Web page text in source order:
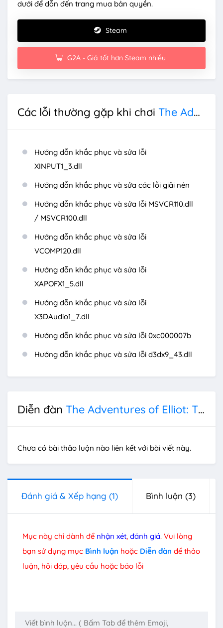
dưới để dẫn đến trang mua bản quyền.
Steam
G2A - Giá tốt hơn Steam nhiều
Các lỗi thường gặp khi chơi The Adventures of Elliot: The Millennium Tales
Hướng dẫn khắc phục và sửa lỗi
XINPUT1_3.dll
Hướng dẫn khắc phục và sửa các lỗi giải nén
Hướng dẫn khắc phục và sửa lỗi MSVCR110.dll
/ MSVCR100.dll
Hướng dẫn khắc phục và sửa lỗi
VCOMP120.dll
Hướng dẫn khắc phục và sửa lỗi
XAPOFX1_5.dll
Hướng dẫn khắc phục và sửa lỗi
X3DAudio1_7.dll
Hướng dẫn khắc phục và sửa lỗi 0xc000007b
Hướng dẫn khắc phục và sửa lỗi d3dx9_43.dll
Diễn đàn The Adventures of Elliot: The Millennium Tales
Chưa có bài thảo luận nào liên kết với bài viết này.
Đánh giá & Xếp hạng (1) Bình luận (3)
Mục này chỉ dành để nhận xét, đánh giá. Vui lòng
bạn sử dụng mục Bình luận hoặc Diễn đàn để thảo
luận, hỏi đáp, yêu cầu hoặc báo lỗi